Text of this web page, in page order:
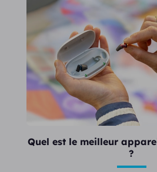
Quel est le meilleur
?